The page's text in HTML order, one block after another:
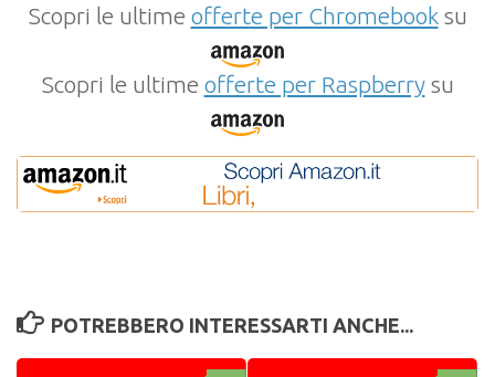
Scopri le ultime offerte per Chromebooksu
Scopri le ultime offerte per Raspberrysu
POTREBBERO INTERESSARTI ANCHE...